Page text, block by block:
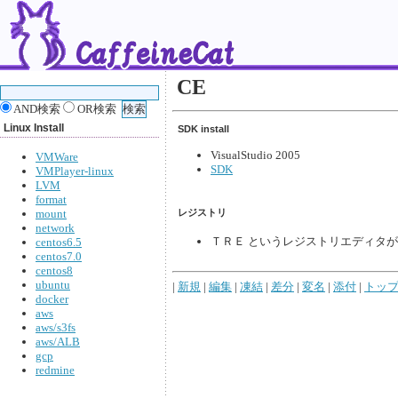
AND検索 OR検索
Linux Install
VMWare
VMPlayer-linux
LVM
format
mount
network
centos6.5
centos7.0
centos8
ubuntu
docker
aws
aws/s3fs
aws/ALB
gcp
redmine
CE
SDK install
VisualStudio 2005
SDK
レジストリ
ＴＲＥ というレジストリエディタ
| 新規 | 編集 | 凍結 | 差分 | 変名 | 添付 | トップ